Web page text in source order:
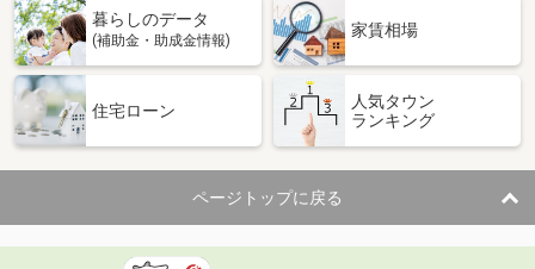
暮らしのデータ
(補助金・助成金情報)
家賃相場
住宅ローン
人気タウン
ランキング
ページトップに戻る